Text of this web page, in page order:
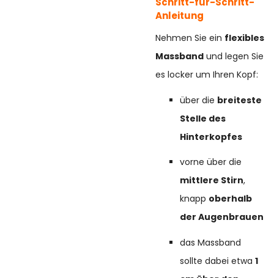
Anleitung
Nehmen Sie ein flexibles
Massband und legen Sie
es locker um Ihren Kopf:
über die breiteste
Stelle des
Hinterkopfes
vorne über die
mittlere Stirn,
knapp oberhalb
der Augenbrauen
das Massband
sollte dabei etwa1